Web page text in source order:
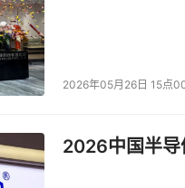
业赋能，华清远见从未止
育竞争力，培养高端物联
上百所重点高校，于2020
2026年05月26日 15点
2026中国半导